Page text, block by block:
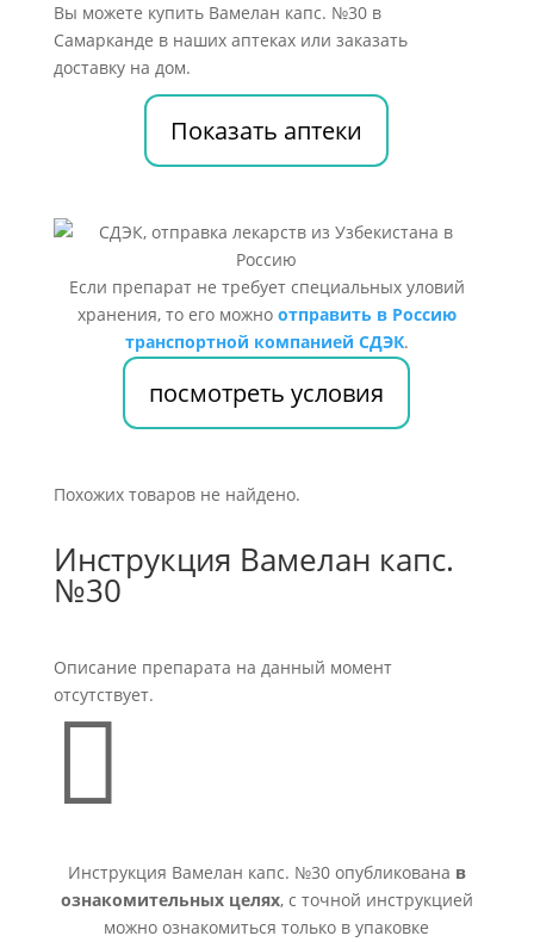
Вы можете купить Вамелан капс. №30 в
Самарканде в наших аптеках или заказать
доставку на дом.
Показать аптеки
Если препарат не требует специальных уловий
хранения, то его можно отправить в Россию
транспортной компанией СДЭК.
посмотреть условия
Похожих товаров не найдено.
Инструкция Вамелан капс.
№30
Описание препарата на данный момент
отсутствует.

Инструкция Вамелан капс. №30 опубликована в
ознакомительных целях, с точной инструкцией
можно ознакомиться только в упаковке